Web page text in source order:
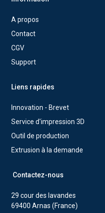
A propos
Contact
CGV
Support
Liens rapides
Innovation - Brevet
Service d'impression 3D
Outil de production
Extrusion à la demande
Contactez-nous
29 cour des lavandes
69400 Arnas (France)